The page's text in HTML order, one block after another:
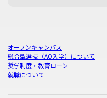
オープンキャンパス
総合型選抜（AO入学）について
奨学制度・教育ローン
就職について